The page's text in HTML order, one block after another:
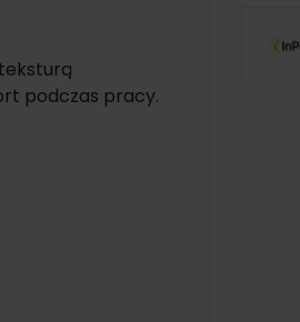
podczas pracy.